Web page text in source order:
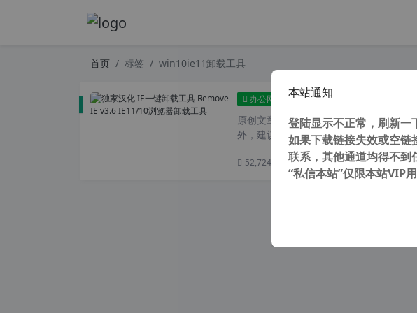
首页 标签 win10ie11卸载工具
办公网络 独家汉化 IE一键卸载工具
原创文章，转载请注明： 转载自
外，建议避开晚上的访问高峰期...
52,724 次浏览次阅读
本站通知
登陆显示不正常，刷新一
如果下载链接失效或空链
联系，其他通道均得不
“私信本站”仅限本站VIP